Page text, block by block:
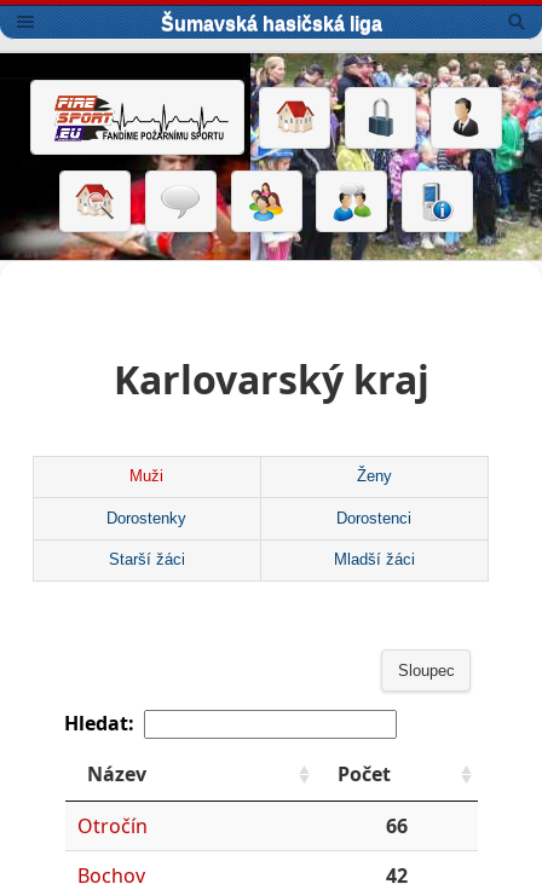
Šumavská hasičská liga
Karlovarský kraj
Muži Ženy
Dorostenky Dorostenci
Starší žáci Mladší žáci
Sloupec
Hledat:
Název
Počet
Otročín
66
Bochov
42